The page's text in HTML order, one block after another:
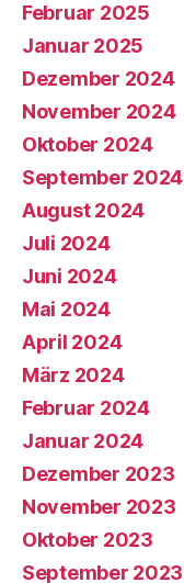
Februar 2025
Januar 2025
Dezember 2024
November 2024
Oktober 2024
September 2024
August 2024
Juli 2024
Juni 2024
Mai 2024
April 2024
März 2024
Februar 2024
Januar 2024
Dezember 2023
November 2023
Oktober 2023
September 2023